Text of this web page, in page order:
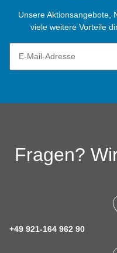
Unsere Aktionsangebote,
viele weitere Vorteile
Fragen?
+49 921-164 962 90